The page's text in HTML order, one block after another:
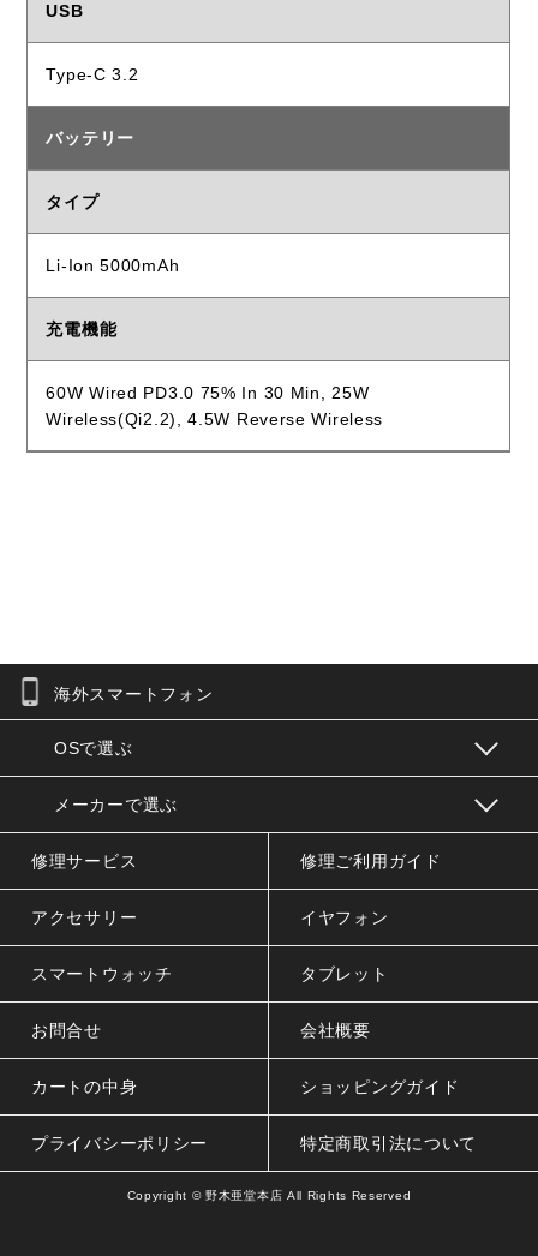
USB
Type-C 3.2
バッテリー
タイプ
Li-Ion 5000mAh
充電機能
60W Wired PD3.0 75% In 30 Min, 25W
Wireless(Qi2.2), 4.5W Reverse Wireless
お問合せフォーム
海外スマートフォン
OSで選ぶ
メーカーで選ぶ
修理サービス 修理ご利用ガイド
アクセサリー イヤフォン
スマートウォッチ タブレット
お問合せ 会社概要
カートの中身 ショッピングガイド
プライバシーポリシー 特定商取引法について
Copyright ©野木亜堂本店 All Rights Reserved